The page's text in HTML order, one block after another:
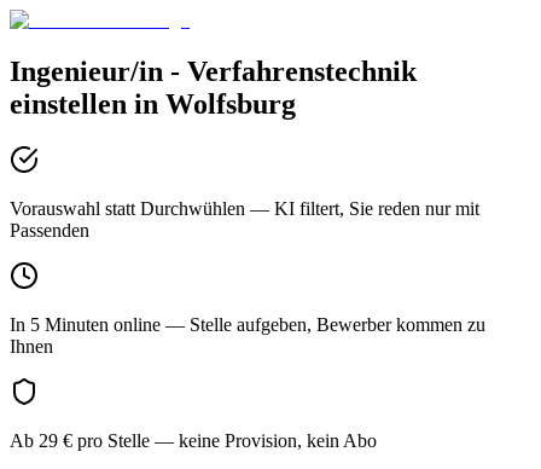
Ingenieur/in - Verfahrenstechnik
einstellen in Wolfsburg
Vorauswahl statt Durchwühlen — KI filtert, Sie reden nur mit
Passenden
In 5 Minuten online — Stelle aufgeben, Bewerber kommen zu
Ihnen
Ab 29 € pro Stelle — keine Provision, kein Abo